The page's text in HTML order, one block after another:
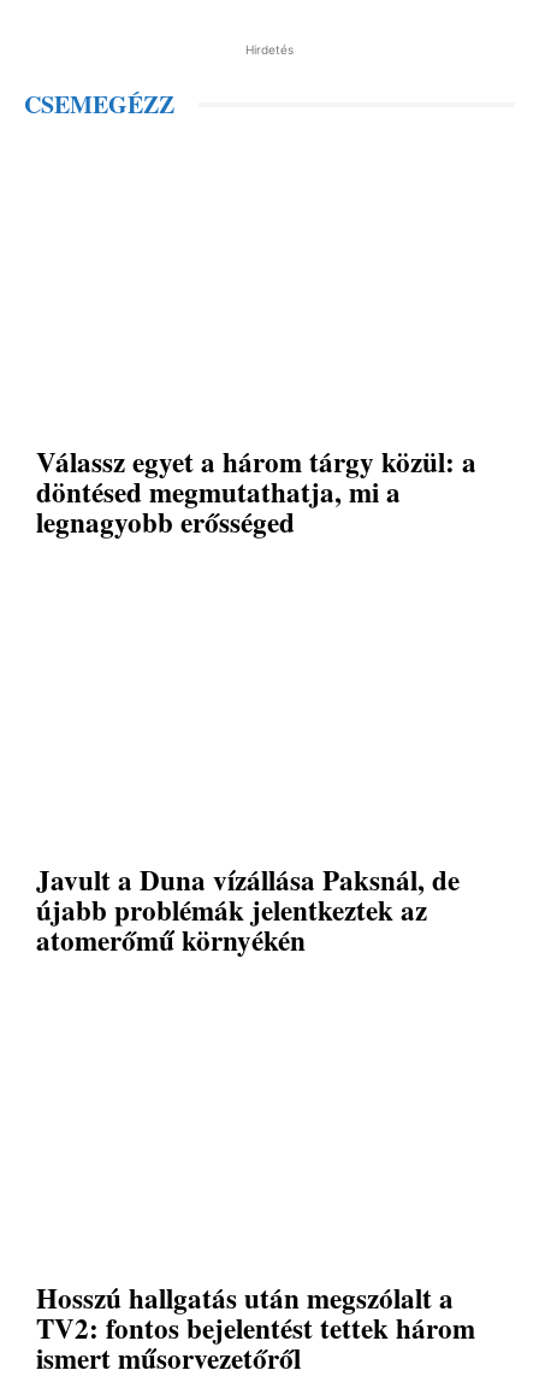
Hirdetés
CSEMEGÉZZ
Válassz egyet a három tárgy közül: a
döntésed megmutathatja, mi a
legnagyobb erősséged
Javult a Duna vízállása Paksnál, de
újabb problémák jelentkeztek az
atomerőmű környékén
Hosszú hallgatás után megszólalt a
TV2: fontos bejelentést tettek három
ismert műsorvezetőről